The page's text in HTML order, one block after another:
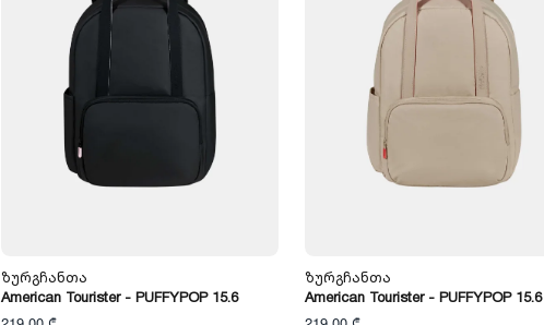
Ზურგჩანთა
American Tourister - PUFFYPOP 15.6
Ზურგჩანთა
American Tourister - PUFFYPOP 15.6